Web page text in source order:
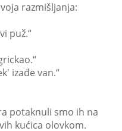
razmišljanja:
puž.“
izađe van.“
potaknuli smo ih na
kućica olovkom.